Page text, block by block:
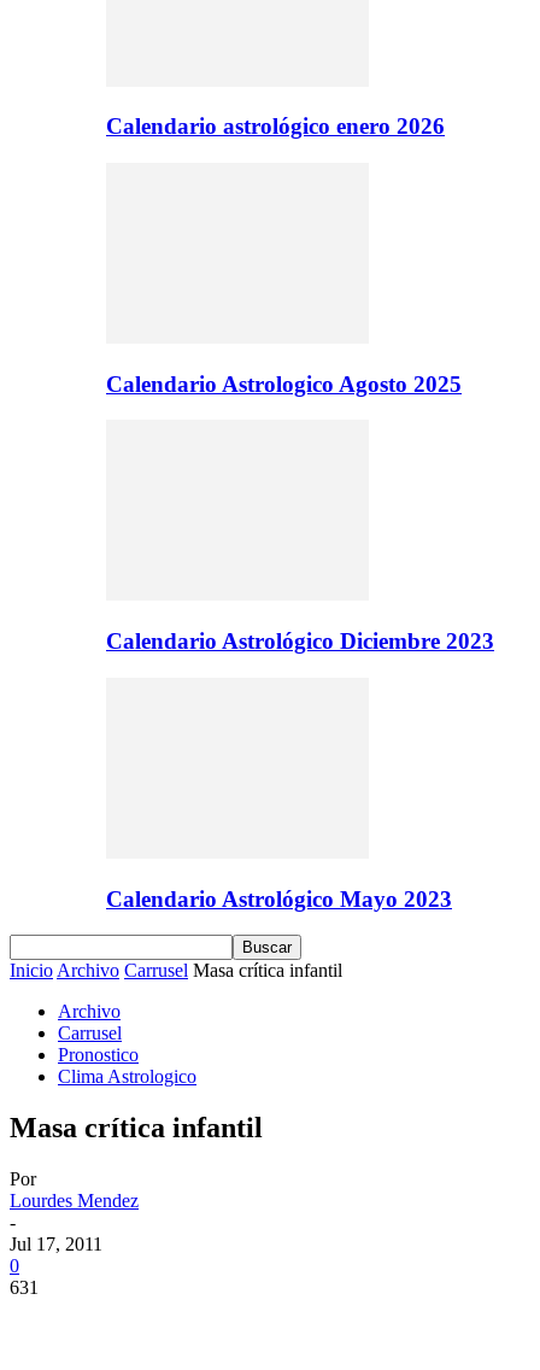
Calendario astrológico enero 2026
Calendario Astrologico Agosto 2025
Calendario Astrológico Diciembre 2023
Calendario Astrológico Mayo 2023
Inicio Archivo Carrusel Masa crítica infantil
Archivo
Carrusel
Pronostico
Clima Astrologico
Masa crítica infantil
Por
Lourdes Mendez
-
Jul 17, 2011
0
631